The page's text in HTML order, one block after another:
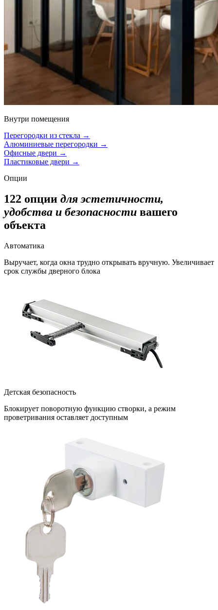
Внутри помещения
Перегородки из стекла →
Алюминиевые перегородки →
Офисные двери →
Пластиковые двери →
Опции
122 опции для эстетичности,
удобства и безопасности вашего
объекта
Автоматика
Выручает, когда окна трудно открывать вручную. Увеличивает
срок службы дверного блока
Детская безопасность
Блокирует поворотную функцию створки, а режим
проветривания оставляет доступным